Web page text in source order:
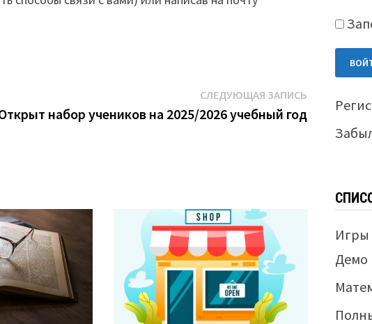
СЛЕДУЮЩАЯ ЗАПИСЬСледующая
запись:
набор учеников на 2025/2026 учебный год
Игры
Демо